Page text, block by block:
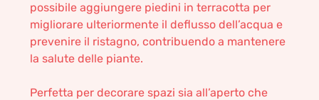
possibile aggiungere piedini in terracotta per
migliorare ulteriormente il deflusso dell’acqua e
prevenire il ristagno, contribuendo a mantenere
la salute delle piante.
Perfetta per decorare spazi sia all’aperto che